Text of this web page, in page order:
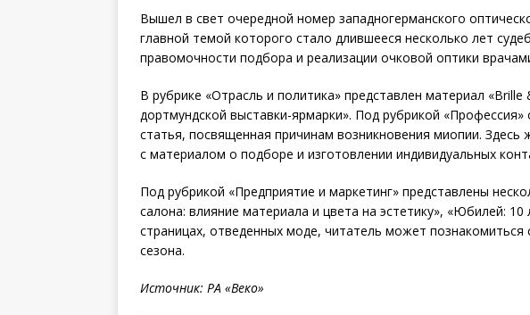
Вышел в свет очередной номер западногерманского
главной темой которого стало длившееся несколько лет
правомочности подбора и реализации очковой оптики
В рубрике «Отрасль и политика» представлен материал «Brille
дортмундской выставки-ярмарки». Под рубрикой «Профессия»
статья, посвященная причинам возникновения миопии.
с материалом о подборе и изготовлении индивидуальных
Под рубрикой «Предприятие и маркетинг» представлены
салона: влияние материала и цвета на эстетику», «Юбилей:
страницах, отведенных моде, читатель может познакомиться
сезона.
Источник: РА «Веко»